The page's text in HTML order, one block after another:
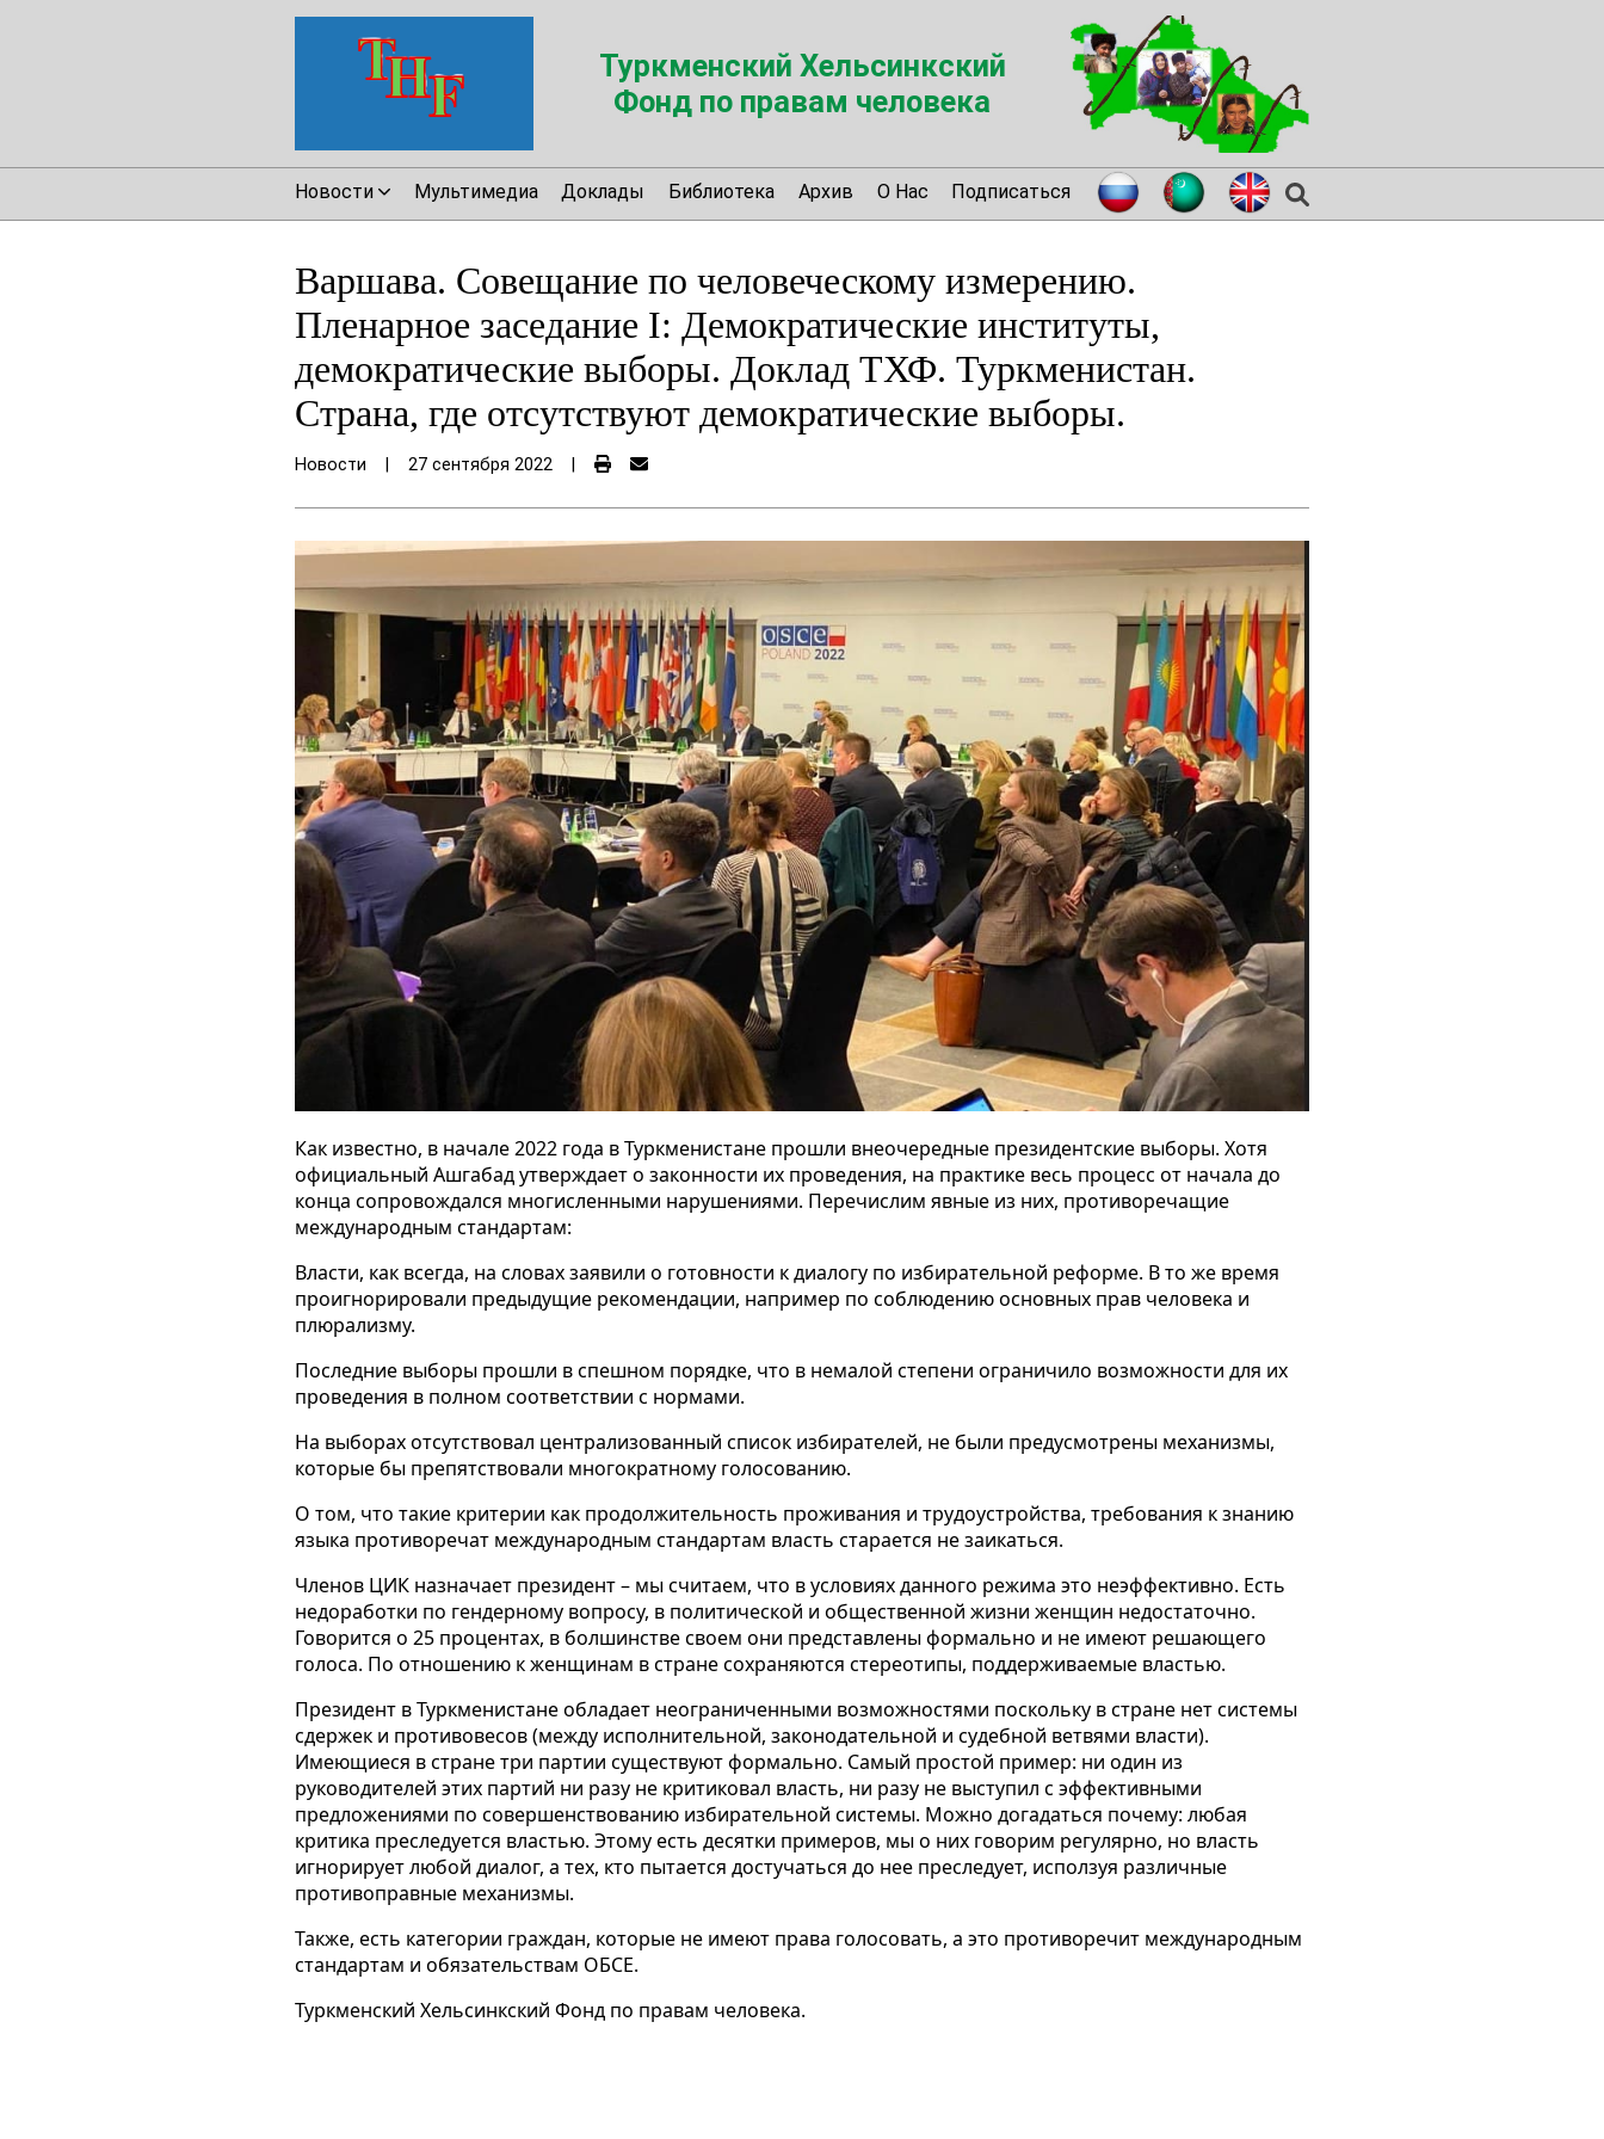
Туркменский Хельсинкский
Фонд по правам человека
Новости Мультимедиа Доклады Библиотека Архив О Нас Подписаться
Варшава. Совещание по человеческому измерению.
Пленарное заседание I: Демократические институты,
демократические выборы. Доклад ТХФ. Туркменистан.
Страна, где отсутствуют демократические выборы.
Новости 27 сентября 2022
Как известно, в начале 2022 года в Туркменистане прошли внеочередные президентские выборы. Хотя
официальный Ашгабад утверждает о законности их проведения, на практике весь процесс от начала до
конца сопровождался многисленными нарушениями. Перечислим явные из них, противоречащие
международным стандартам:
Власти, как всегда, на словахзаявили о готовности к диалогу по избирательной реформе. В то же время
проигнорировали предыдущие рекомендации, например по соблюдению основных прав человека и
плюрализму.
Последние выборы прошли в спешном порядке, что в немалой степени ограничило возможности для их
проведения в полном соответствии с нормами.
На выборах отсутствовал централизованный список избирателей, не были предусмотрены механизмы,
которые бы препятствовали многократному голосованию.
О том, что такие критерии как продолжительность проживания и трудоустройства, требования к знанию
языка противоречат международным стандартам власть старается не заикаться.
Членов ЦИК назначает президент – мы считаем, что в условиях данного режима это неэффективно. Есть
недоработки по гендерному вопросу, в политической и общественной жизни женщин недостаточно.
Говорится о 25 процентах, в болшинстве своем они представлены формально и не имеют решающего
голоса. По отношению к женщинам в стране сохраняются стереотипы, поддерживаемые властью.
Президент в Туркменистане обладает неограниченными возможностями поскольку в стране нет системы
сдержек и противовесов (между исполнительной, законодательной и судебной ветвями власти).
Имеющиеся в стране три партии существуют формально. Самый простой пример: ни один из
руководителей этих партий ни разу не критиковал власть, ни разу не выступил с эффективными
предложениями по совершенствованию избирательной системы. Можно догадаться почему: любая
критика преследуется властью. Этому есть десятки примеров, мы о них говорим регулярно, но власть
игнорирует любой диалог, а тех, кто пытается достучаться до нее преследует, исползуя различные
противоправные механизмы.
Также, есть категории граждан, которые не имеют права голосовать, а это противоречит международным
стандартам и обязательствам ОБСЕ.
Туркменский Хельсинкский Фонд по правам человека.